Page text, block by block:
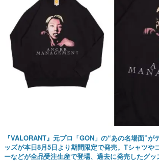
『VALORANT』元プロ「GON」の“あの名場面”が
ッズが本日8月5日より期間限定で発売。Tシャツや
ーなどが全品受注生産で登場、過去に発売したグッ